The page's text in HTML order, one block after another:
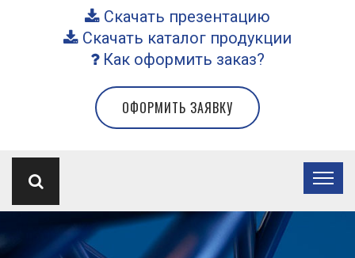
Скачать презентацию
Скачать каталог продукции
Как оформить заказ?
ОФОРМИТЬ ЗАЯВКУ